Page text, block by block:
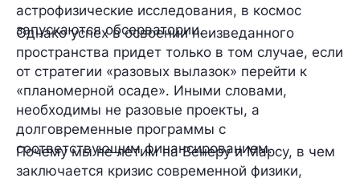
астрофизические исследования, в космос
запускаются обсерватории.
Однако успех в освоении неизведанного
пространства придет только в том случае, если
от стратегии «разовых вылазок» перейти к
«планомерной осаде». Иными словами,
необходимы не разовые проекты, а
долговременные программы с
соответствующим финансированием.
Почему мы не летим на Венеру и Марсу, в чем
заключается кризис современной физики,